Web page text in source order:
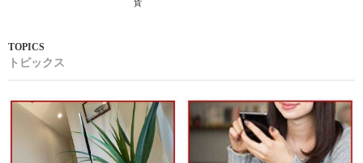
貨
トピックス